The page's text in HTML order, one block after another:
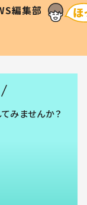
編集部
い」
みませんか？